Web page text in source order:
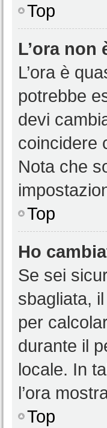
Top
L’ora non
L’ora è
potrebbe
devi
coincidere
Nota che
Top
Ho
Se sei
sbagliata,
per
durante il
locale. In
l’ora
Top